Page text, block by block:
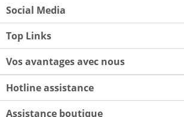
Social Media
Top Links
Vos avantages avec nous
Hotline assistance
Assistance boutique